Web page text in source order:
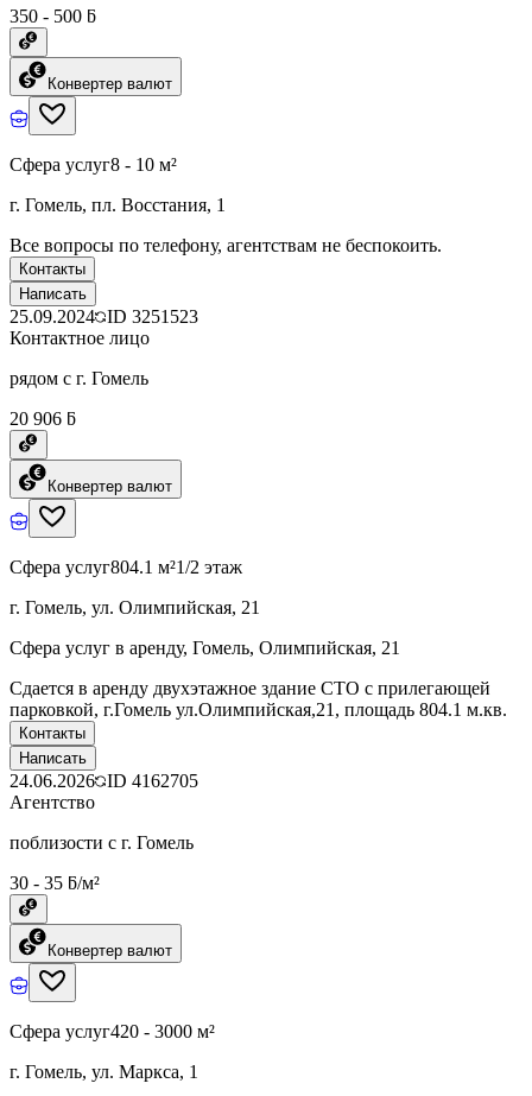
350 - 500 ƃ
Конвертер валют
Сфера услуг8 - 10 м²
г. Гомель, пл. Восстания, 1
Все вопросы по телефону, агентствам не беспокоить.
Контакты
Написать
25.09.2024 ID 3251523
Контактное лицо
рядом с г. Гомель
20 906 ƃ
Конвертер валют
Сфера услуг804.1 м²1/2 этаж
г. Гомель, ул. Олимпийская, 21
Сфера услуг в аренду, Гомель, Олимпийская, 21
Сдается в аренду двухэтажное здание СТО с прилегающей
парковкой, г.Гомель ул.Олимпийская,21, площадь 804.1 м.кв.
Контакты
Написать
24.06.2026 ID 4162705
Агентство
поблизости с г. Гомель
30 - 35 ƃ/м²
Конвертер валют
Сфера услуг420 - 3000 м²
г. Гомель, ул. Маркса, 1